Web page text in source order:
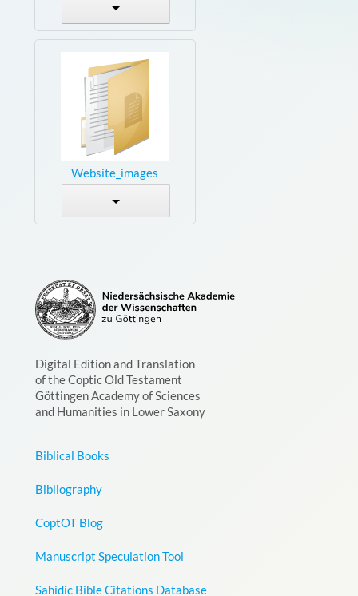
Website_images
Digital Edition and Translation
of the Coptic Old Testament
Göttingen Academy of Sciences
and Humanities in Lower Saxony
Biblical Books
Bibliography
CoptOT Blog
Manuscript Speculation Tool
Sahidic Bible Citations Database